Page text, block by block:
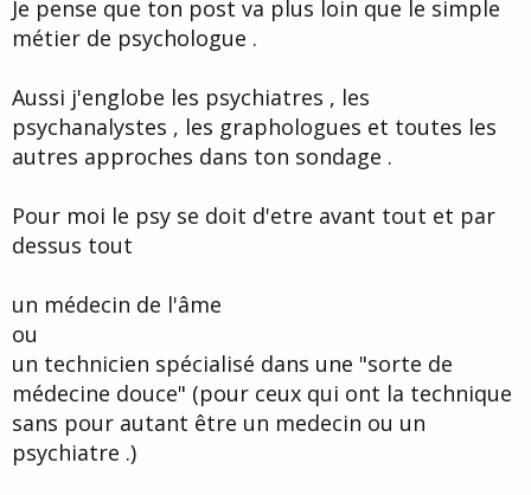
Je pense que ton post va plus loin que le simple
métier de psychologue .
Aussi j'englobe les psychiatres , les
psychanalystes , les graphologues et toutes les
autres approches dans ton sondage .
Pour moi le psy se doit d'etre avant tout et par
dessus tout
un médecin de l'âme
ou
un technicien spécialisé dans une "sorte de
médecine douce" (pour ceux qui ont la technique
sans pour autant être un medecin ou un
psychiatre .)